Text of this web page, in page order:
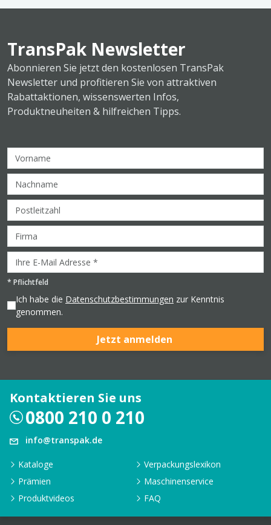
TransPak Newsletter
Abonnieren Sie jetzt den kostenlosen TransPak
Newsletter und profitieren Sie von attraktiven
Rabattaktionen, wissenswerten Infos,
Produktneuheiten & hilfreichen Tipps.
* Pflichtfeld
Ich habe die Datenschutzbestimmungen zur Kenntnis
genommen.
Jetzt anmelden
Kontaktieren Sie uns
0800 210 0 210
info@transpak.de
Kataloge
Verpackungslexikon
Prämien
Maschinenservice
Produktvideos
FAQ